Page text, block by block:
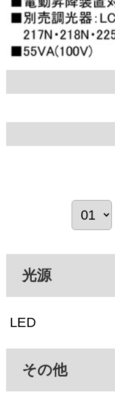
光源
LED
その他